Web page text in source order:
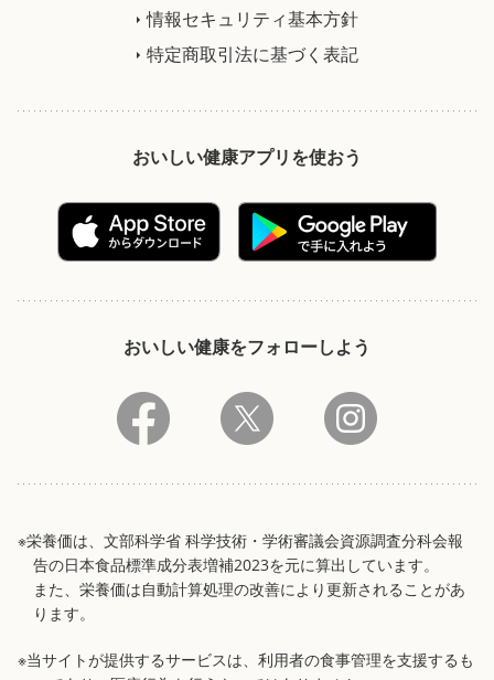
情報セキュリティ基本方針
特定商取引法に基づく表記
おいしい健康アプリを使おう
おいしい健康をフォローしよう
※栄養価は、文部科学省 科学技術・学術審議会資源調査分科会報
告の日本食品標準成分表増補2023を元に算出しています。
また、栄養価は自動計算処理の改善により更新されることがあ
ります。
※当サイトが提供するサービスは、利用者の食事管理を支援するも